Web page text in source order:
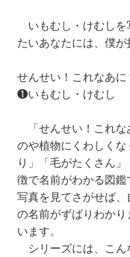
いもむし・けむし
たいあなたには、僕が
せんせい！これなあに
❶いもむし・けむし
「せんせい！これ
のや植物にくわしくな
り」「毛がたくさん
徴で名前がわかる図
写真を見てさがせば
の名前がずばりわか
います。
シリーズには、こん